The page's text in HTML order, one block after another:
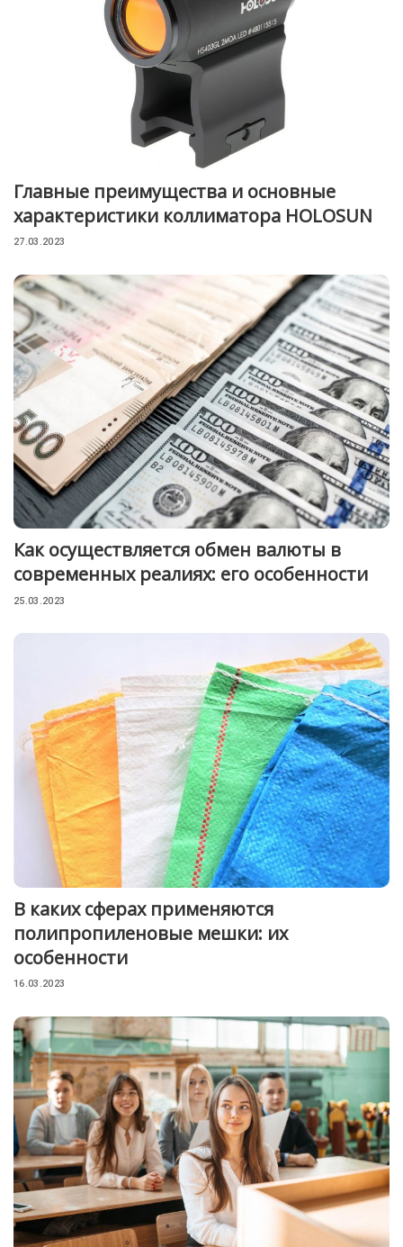
Главные преимущества и основные
характеристики коллиматора HOLOSUN
27.03.2023
Как осуществляется обмен валюты в
современных реалиях: его особенности
25.03.2023
В каких сферах применяются
полипропиленовые мешки: их
особенности
16.03.2023